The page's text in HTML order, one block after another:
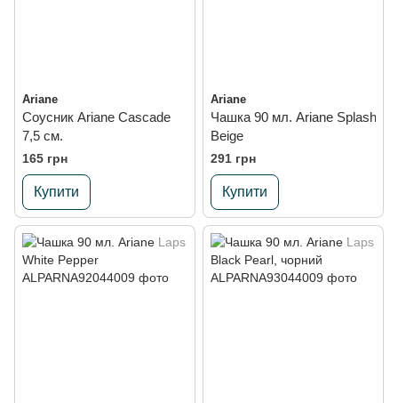
Ariane
Соусник Ariane Cascade
7,5 см.
165 грн
Купити
Ariane
Чашка 90 мл. Ariane Splash
Beige
291 грн
Купити